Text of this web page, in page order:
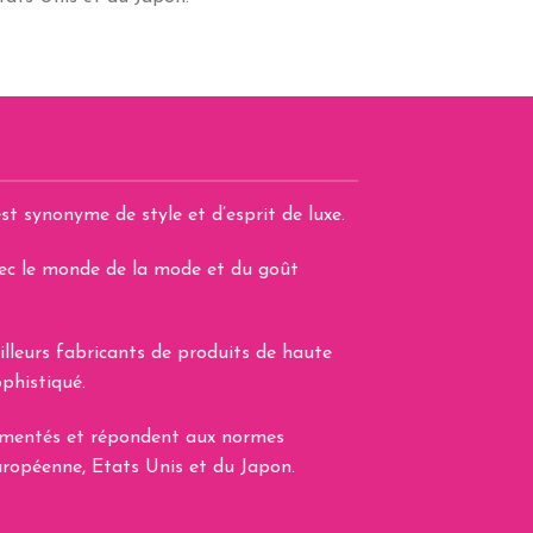
synonyme de style et d’esprit de luxe.
le monde de la mode et du goût
fabricants de produits de haute
et répondent aux normes
Etats Unis et du Japon.